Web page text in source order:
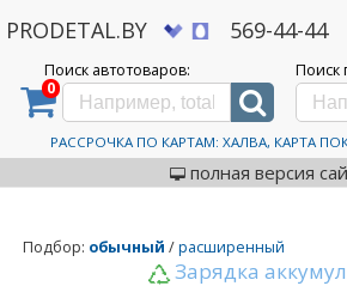
PRODETAL.BY 569-44-44
Поиск автотоваров:
0
Поиск
РАССРОЧКА ПО КАРТАМ: ХАЛВА, КАРТА
полная версия
Дискаунтер автозапчастей PRODETAL.BY > Каталог
M5
Подбор: обычный /расширенный
Зарядка